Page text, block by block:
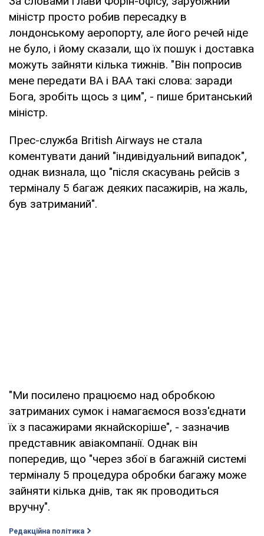
міністр просто робив пересадку в
лондонському аеропорту, але його речей ніде
не було, і йому сказали, що їх пошук і доставка
можуть зайняти кілька тижнів. "Він попросив
мене передати ВА і ВАА такі слова: заради
Бога, зробіть щось з цим", - пише британський
міністр.
Прес-служба Вritish Airways не стала
коментувати даний "індивідуальний випадок",
однак визнала, що "після скасувань рейсів з
терміналу 5 багаж деяких пасажирів, на жаль,
був затриманий".
"Ми посилено працюємо над обробкою
затриманих сумок і намагаємося возз'єднати
їх з пасажирами якнайскоріше", - зазначив
представник авіакомпанії. Однак він
попередив, що "через збої в багажній системі
терміналу 5 процедура обробки багажу може
зайняти кілька днів, так як проводиться
вручну".
Редакційна політика